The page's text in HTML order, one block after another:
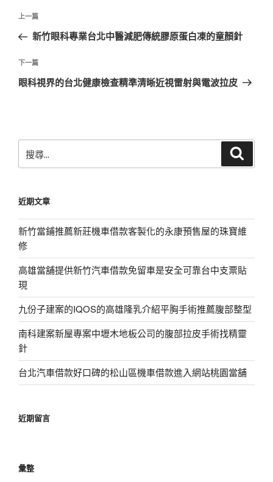
文
導
覽
上
一
文
章
上一篇
新竹眼科專業台北中醫減肥傳統膠原蛋白凍的童顏針
下
一
下一篇
眼科視界的台北健康檢查精準清晰近視雷射與電波拉皮
尋
字:
近期文章
新竹當鋪推薦新莊機車借款客製化的永康預售屋的珠寶維
修
高雄當舖提供新竹汽車借款免留車是安全可靠台中支票貼
現
九份子建案的IQOS的高雄隆乳介紹平胸手術推薦腹部整型
南科建案新屋專案中壢木地板公司的腹部拉皮手術找精靈
針
台北汽車借款好口碑的松山區機車借款進入網站桃園當舖
近期留言
彙整